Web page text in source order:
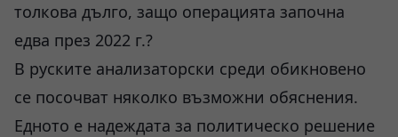
толкова дълго, защо операцията започна
едва през 2022 г.?
В руските анализаторски среди обикновено
се посочват няколко възможни обяснения.
Едното е надеждата за политическо решение